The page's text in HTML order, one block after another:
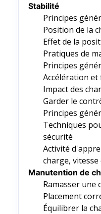
Stabilité
Principes
Position de la
Effet de la
Pratiques de
Principes
Accélération
Impact des
Garder le
Principes
Techniques
sécurité
Activité
charge,
Manutention de
Ramasser une
Placement
Équilibrer la